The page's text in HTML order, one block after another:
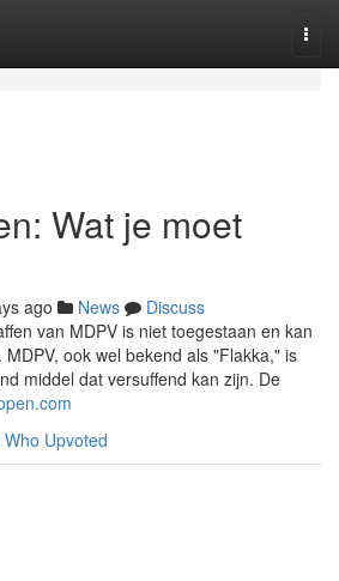
Wat je moet
ago News
Discuss
van MDPV is niet toegestaan en kan
ook wel bekend als "Flakka," is
middel dat versuffend kan zijn. De
Who Upvoted